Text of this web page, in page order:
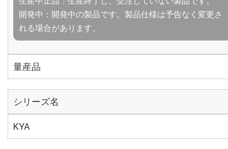
開発中：開発中の製品です。製品仕様は予告なく変更さ
れる場合があります。
量産品
シリーズ名
KYA